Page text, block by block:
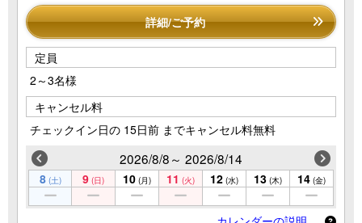
詳細/ご予約
定員
2～3名様
キャンセル料
チェックイン日の 15日前 までキャンセル料無料
2026/8/8～ 2026/8/14
8 (土) 9 (日) 10 (月) 11 (火) 12 (水) 13 (木) 14 (金)